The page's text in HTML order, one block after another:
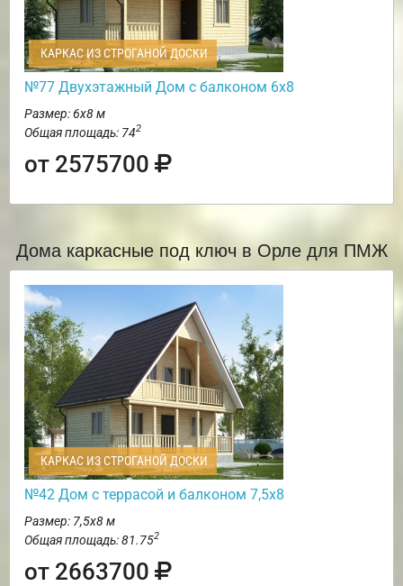
КАРКАС ИЗ СТРОГАНОЙ ДОСКИ
№77 Двухэтажный Дом с балконом 6х8
Размер: 6х8 м
Общая площадь: 742
от 2575700
Дома каркасные под ключ в Орле для ПМЖ
КАРКАС ИЗ СТРОГАНОЙ ДОСКИ
№42 Дом с террасой и балконом 7,5х8
Размер: 7,5х8 м
Общая площадь: 81.752
от 2663700